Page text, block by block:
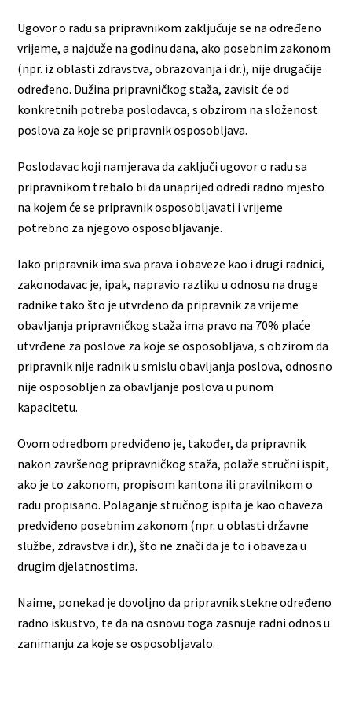
Ugovor o radu sa pripravnikom zaključuje se na određeno
vrijeme, a najduže na godinu dana, ako posebnim zakonom
(npr. iz oblasti zdravstva, obrazovanja i dr.), nije drugačije
određeno. Dužina pripravničkog staža, zavisit će od
konkretnih potreba poslodavca, s obzirom na složenost
poslova za koje se pripravnik osposobljava.
Poslodavac koji namjerava da zaključi ugovor o radu sa
pripravnikom trebalo bi da unaprijed odredi radno mjesto
na kojem će se pripravnik osposobljavati i vrijeme
potrebno za njegovo osposobljavanje.
Iako pripravnik ima sva prava i obaveze kao i drugi radnici,
zakonodavac je, ipak, napravio razliku u odnosu na druge
radnike tako što je utvrđeno da pripravnik za vrijeme
obavljanja pripravničkog staža ima pravo na 70% plaće
utvrđene za poslove za koje se osposobljava, s obzirom da
pripravnik nije radnik u smislu obavljanja poslova, odnosno
nije osposobljen za obavljanje poslova u punom
kapacitetu.
Ovom odredbom predviđeno je, također, da pripravnik
nakon završenog pripravničkog staža, polaže stručni ispit,
ako je to zakonom, propisom kantona ili pravilnikom o
radu propisano. Polaganje stručnog ispita je kao obaveza
predviđeno posebnim zakonom (npr. u oblasti državne
službe, zdravstva i dr.), što ne znači da je to i obaveza u
drugim djelatnostima.
Naime, ponekad je dovoljno da pripravnik stekne određeno
radno iskustvo, te da na osnovu toga zasnuje radni odnos u
zanimanju za koje se osposobljavalo.